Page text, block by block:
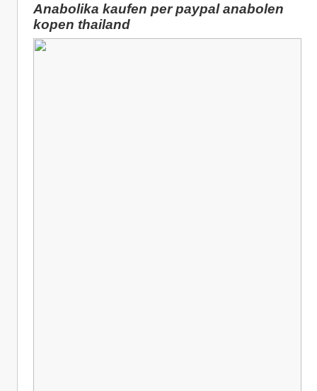
Anabolika kaufen per paypal anabolen
kopen thailand